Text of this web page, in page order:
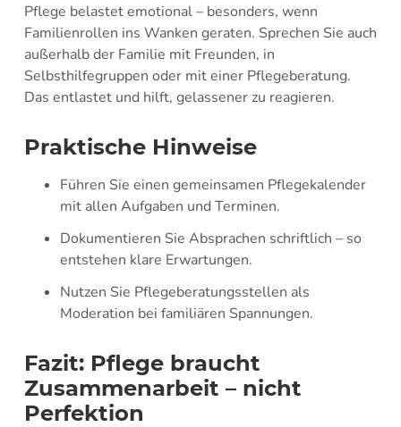
Pflege belastet emotional – besonders, wenn
Familienrollen ins Wanken geraten. Sprechen Sie auch
außerhalb der Familie mit Freunden, in
Selbsthilfegruppen oder mit einer Pflegeberatung.
Das entlastet und hilft, gelassener zu reagieren.
Praktische Hinweise
Führen Sie einen gemeinsamen Pflegekalender
mit allen Aufgaben und Terminen.
Dokumentieren Sie Absprachen schriftlich – so
entstehen klare Erwartungen.
Nutzen Sie Pflegeberatungsstellen als
Moderation bei familiären Spannungen.
Fazit: Pflege braucht
Zusammenarbeit – nicht
Perfektion